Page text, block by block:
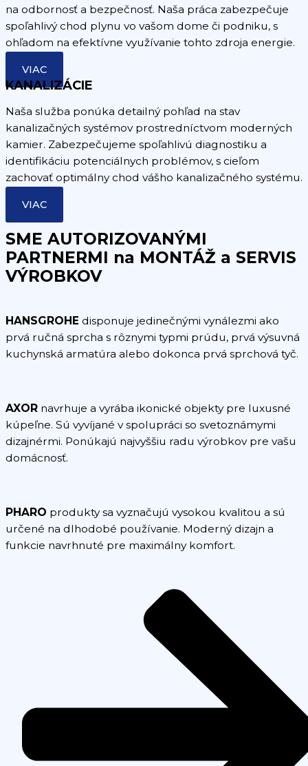
na odbornosť a bezpečnosť. Naša práca zabezpečuje
spoľahlivý chod plynu vo vašom dome či podniku, s
ohľadom na efektívne využívanie tohto zdroja energie.
VIAC
KANALIZÁCIE
Naša služba ponúka detailný pohľad na stav
kanalizačných systémov prostredníctvom moderných
kamier. Zabezpečujeme spoľahlivú diagnostiku a
identifikáciu potenciálnych problémov, s cieľom
zachovať optimálny chod vášho kanalizačného systému.
VIAC
SME AUTORIZOVANÝMI
PARTNERMI na MONTÁŽ a SERVIS
VÝROBKOV
HANSGROHE disponuje jedinečnými vynálezmi ako
prvá ručná sprcha s rôznymi typmi prúdu, prvá výsuvná
kuchynská armatúra alebo dokonca prvá sprchová tyč.
AXOR navrhuje a vyrába ikonické objekty pre luxusné
kúpeľne. Sú vyvíjané v spolupráci so svetoznámymi
dizajnérmi. Ponúkajú najvyššiu radu výrobkov pre vašu
domácnosť.
PHARO produkty sa vyznačujú vysokou kvalitou a sú
určené na dlhodobé používanie. Moderný dizajn a
funkcie navrhnuté pre maximálny komfort.